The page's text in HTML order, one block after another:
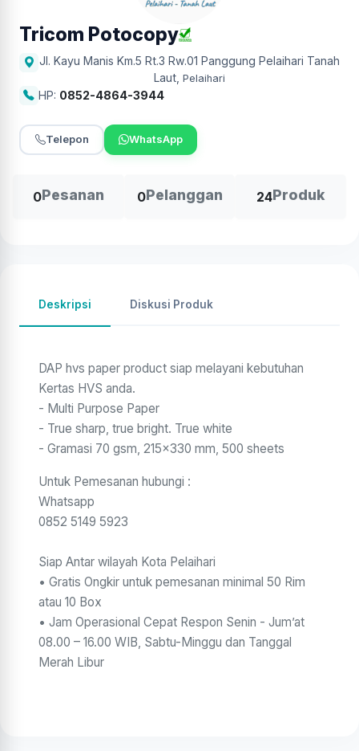
Tricom Potocopy
Jl. Kayu Manis Km.5 Rt.3 Rw.01 Panggung Pelaihari Tanah
Laut, Pelaihari
HP: 0852-4864-3944
Telepon WhatsApp
0Pesanan 0Pelanggan 24Produk
Deskripsi Diskusi Produk
DAP hvs paper product siap melayani kebutuhan
Kertas HVS anda.
- Multi Purpose Paper
- True sharp, true bright. True white
- Gramasi 70 gsm, 215x330 mm, 500 sheets
Untuk Pemesanan hubungi :
Whatsapp
0852 5149 5923
Siap Antar wilayah Kota Pelaihari
• Gratis Ongkir untuk pemesanan minimal 50 Rim
atau 10 Box
• Jam Operasional Cepat Respon Senin - Jum’at
08.00 – 16.00 WIB, Sabtu-Minggu dan Tanggal
Merah Libur